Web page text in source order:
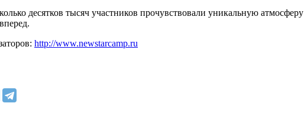
десятков тысяч участников прочувствовали уникальную
http://www.newstarcamp.ru